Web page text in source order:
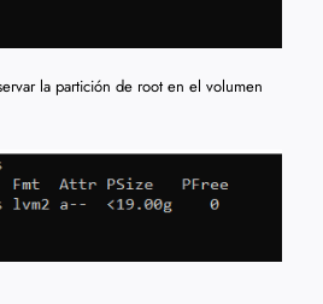
la partición de root en el volumen